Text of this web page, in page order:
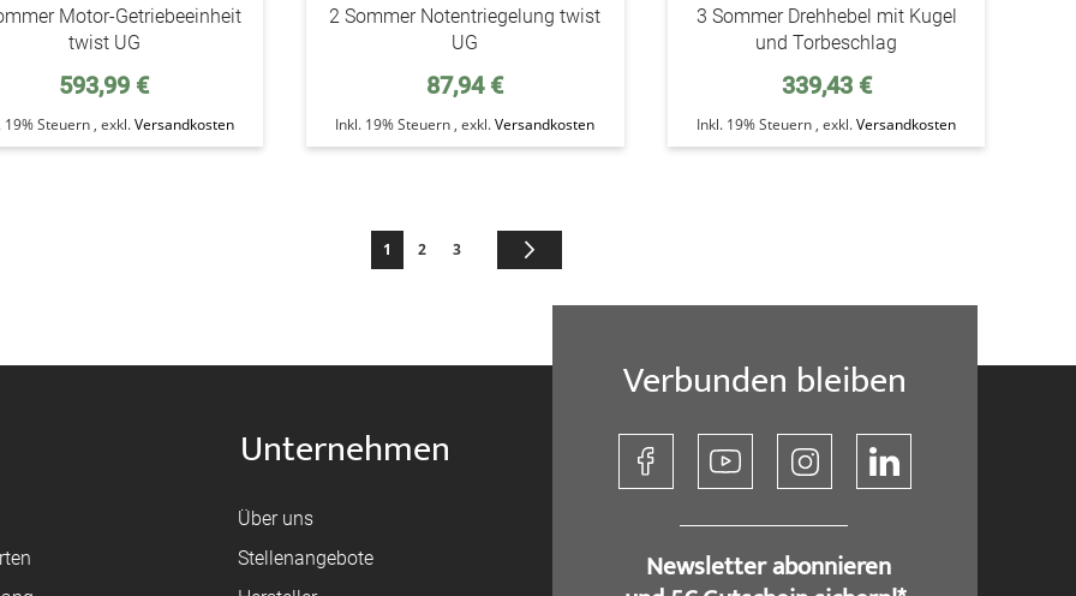
Motor-Getriebeeinheit
twist UG
593,99 €
19% Steuern , exkl.Versandkosten
2 Sommer Notentriegelung twist
UG
87,94 €
Inkl. 19% Steuern ,exkl.Versandkosten
3 Sommer Drehhebel mit Kugel
und Torbeschlag
339,43 €
Inkl. 19% Steuern ,exkl.Versandkosten
Seite
Sie lesen gerade die Seite
1 Seite
2 Seite
3
Unternehmen
Über uns
Stellenangebote
Verbunden bleiben
​ Newsletter abonnieren